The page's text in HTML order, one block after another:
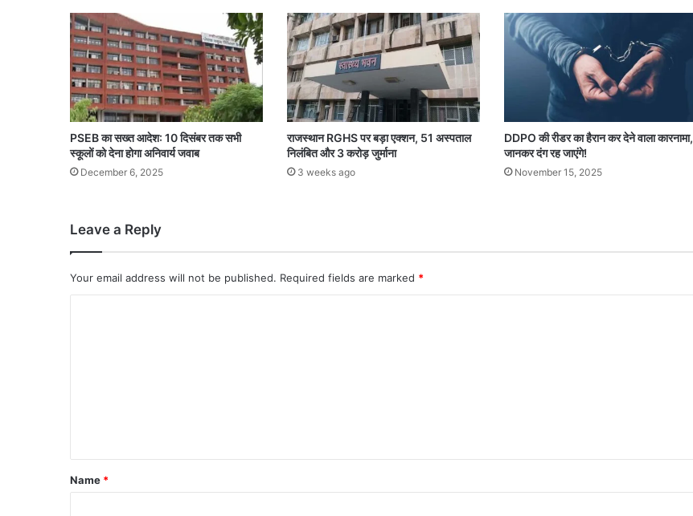
PSEB का सख्त आदेश: 10 दिसंबर तक सभी
स्कूलों को देना होगा अनिवार्य जवाब
December 6, 2025
राजस्थान RGHS पर बड़ा एक्शन, 51 अस्पताल
निलंबित और 3 करोड़ जुर्माना
3 weeks ago
DDPO की रीडर का हैरान कर देने वाला कारनामा,
जानकर दंग रह जाएंगे!
November 15, 2025
Leave a Reply
Your email address will not be published. Required fields are marked *
*
Name *